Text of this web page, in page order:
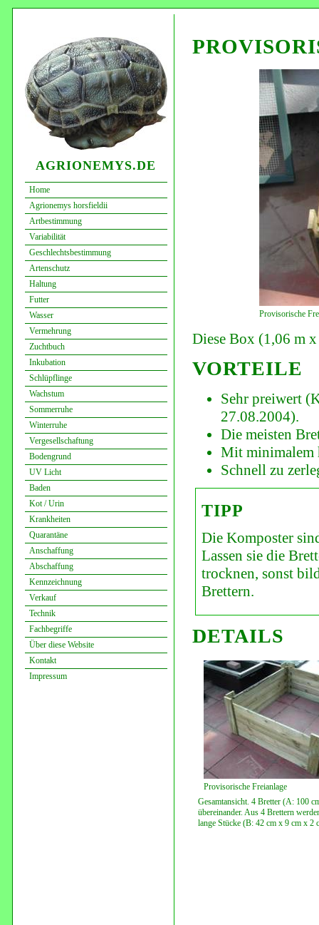
AGRIONEMYS.DE
Home
Agrionemys horsfieldii
Artbestimmung
Variabilität
Geschlechtsbestimmung
Artenschutz
Haltung
Futter
Wasser
Vermehrung
Zuchtbuch
Inkubation
Schlüpflinge
Wachstum
Sommerruhe
Winterruhe
Vergesellschaftung
Bodengrund
UV Licht
Baden
Kot / Urin
Krankheiten
Quarantäne
Anschaffung
Abschaffung
Kennzeichnung
Verkauf
Technik
Fachbegriffe
Über diese Website
Kontakt
Impressum
Provisorische
Diese Box (1,06 m
VORTEILE
Sehr preiwert
27.08.2004).
Die meisten
Mit minimalem
Schnell zu
TIPP
Die Komposter
Lassen sie die
trocknen, sonst
Brettern.
DETAILS
Provisorische Freianlage
Gesamtansicht. 4 Bretter (A: 100
übereinander. Aus 4 Brettern
lange Stücke (B: 42 cm x 9 cm x 2